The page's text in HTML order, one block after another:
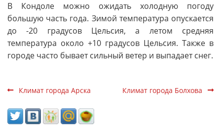
В Кондоле можно ожидать холодную погоду
большую часть года. Зимой температура опускается
до -20 градусов Цельсия, а летом средняя
температура около +10 градусов Цельсия. Также в
городе часто бывает сильный ветер и выпадает снег.
Климат города Арска Климат города Болхова